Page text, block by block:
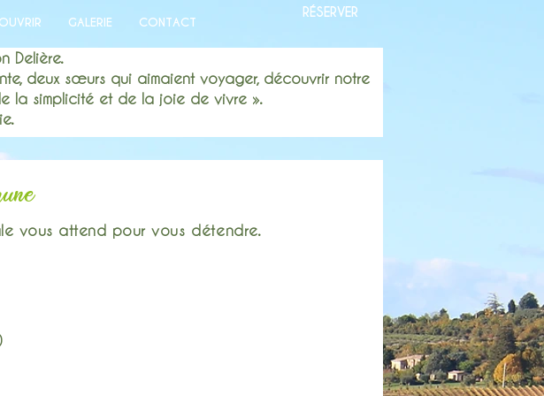
GALERIE CONTACT
RÉSERVER
Delière.
deux sœurs qui aimaient voyager, découvrir notre
la simplicité et de la joie de vivre ».
vous attend pour vous détendre.